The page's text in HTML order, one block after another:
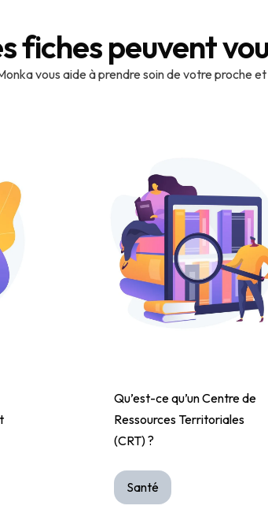
fiches peuvent
vous aide à prendre soin de votre proche
Qu’est-ce qu’un Centre de
Ressources Territoriales
(CRT) ?
Santé